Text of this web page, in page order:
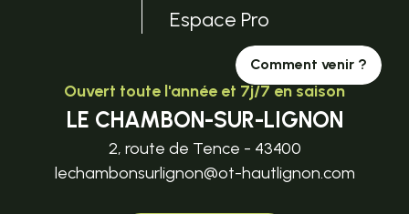
Espace Pro
Comment venir ?
Ouvert toute l'année et 7j/7 en saison
LE CHAMBON-SUR-LIGNON
2, route de Tence - 43400
lechambonsurlignon@ot-hautlignon.com